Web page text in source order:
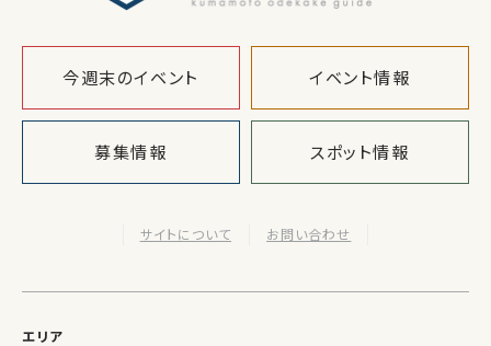
今週末のイベント イベント情報
募集情報 スポット情報
サイトについて お問い合わせ
エリア